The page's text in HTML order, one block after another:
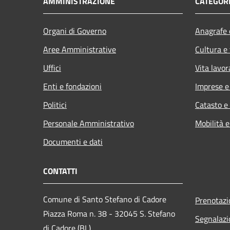
Organi di Governo
Aree Amministrative
Uffici
Enti e fondazioni
Politici
Personale Amministrativo
Documenti e dati
Cultura
Vita
Imprese
Catasto
Mobilità
CONTATTI
Comune di Santo Stefano di Cadore
Piazza Roma n. 38 - 32045 S. Stefano